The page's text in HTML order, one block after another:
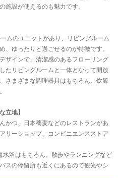
施設が使えるのも魅力です。
ムのユニットがあり、リビングルーム
、ゆったりと過ごせるのが特徴です。
ザインで、清潔感のあるフローリング
たリビングルームと一体となって開放
さまざまな調理器具はもちろん、炊飯
立地】
かつ、日本蕎麦などのレストランがあ
リーショップ、コンビニエンスストア
浴はもちろん、散歩やランニングなど
スの停留所も近くにあるので観光やシ